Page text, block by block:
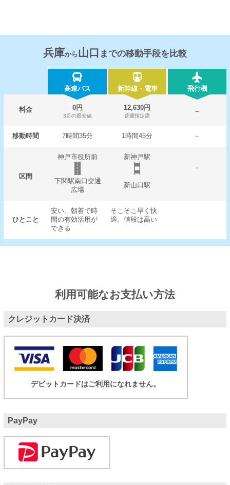
兵庫から山口 までの移動手段を比較
高速バス 新幹線・電車 飛行機
料金 0円
3月の最安値
12,630円
普通指定席
－
移動時間 7時間35分 1時間45分 －
区間
神戸市役所前
新神戸駅
－
下関駅南口交通
広場
新山口駅
ひとこと
安い。朝着で時
間の有効活用が
できる
そこそこ早く快
適。値段は高い
利用可能なお支払い方法
クレジットカード決済
デビットカードはご利用になれません。
PayPay